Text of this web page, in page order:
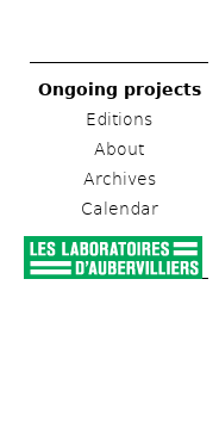
Ongoing projects
Editions
About
Archives
Calendar